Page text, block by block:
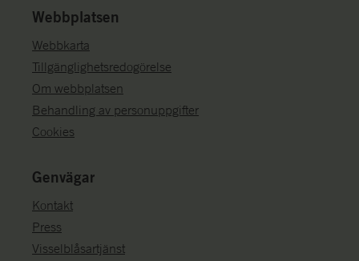
Webbplatsen
Webbkarta
Tillgänglighetsredogörelse
Om webbplatsen
Behandling av personuppgifter
Cookies
Genvägar
Kontakt
Press
Visselblåsartjänst